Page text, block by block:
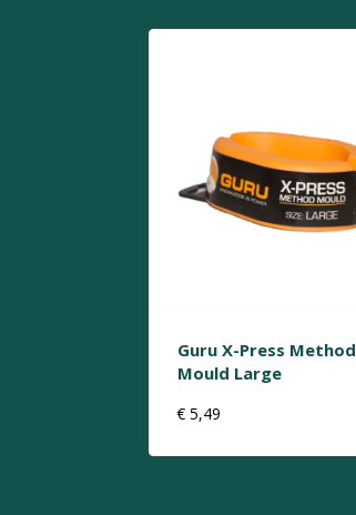
Guru X-Press Method
Mould Large
€5,49